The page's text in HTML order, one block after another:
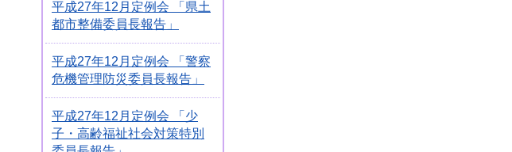
平成27年12月定例会 「県土
都市整備委員長報告」
平成27年12月定例会 「警察
危機管理防災委員長報告」
平成27年12月定例会 「少
子・高齢福祉社会対策特別